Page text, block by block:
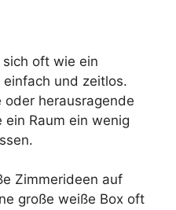
oft wie ein
und zeitlos.
oder herausragende
ein Raum ein wenig
Zimmerideen auf
große weiße Box oft